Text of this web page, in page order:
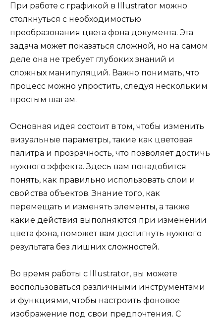
При работе с графикой в Illustrator можно
столкнуться с необходимостью
преобразования цвета фона документа. Эта
задача может показаться сложной, но на самом
деле она не требует глубоких знаний и
сложных манипуляций. Важно понимать, что
процесс можно упростить, следуя нескольким
простым шагам.
Основная идея состоит в том, чтобы изменить
визуальные параметры, такие как цветовая
палитра и прозрачность, что позволяет достичь
нужного эффекта. Здесь вам понадобится
понять, как правильно использовать слои и
свойства объектов. Знание того, как
перемещать и изменять элементы, а также
какие действия выполняются при изменении
цвета фона, поможет вам достигнуть нужного
результата без лишних сложностей.
Во время работы с Illustrator, вы можете
воспользоваться различными инструментами
и функциями, чтобы настроить фоновое
изображение под свои предпочтения. С